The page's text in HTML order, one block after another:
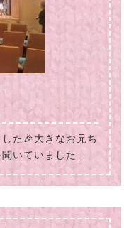
た🎉大きなお兄ち
いていました..